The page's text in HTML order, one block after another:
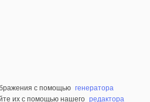
с помощью генератора
их с помощью нашего редактора